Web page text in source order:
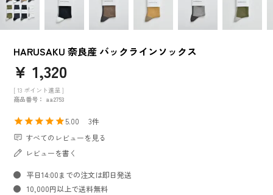
HARUSAKU 奈良産 バックラインソックス
¥ 1,320
[ 13 ポイント進呈 ]
商品番号
aa2753
5.00
3
すべてのレビューを見る
レビューを書く
平日14:00までの注文は即日発送
10,000円以上で送料無料